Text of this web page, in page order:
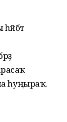
һуңыраҡ.